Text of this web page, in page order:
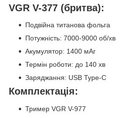
VGR V-377 (бритва):
Подвійна титанова фольга
Потужність: 7000-9000 об/хв
Акумулятор: 1400 мАг
Термін роботи: до 140 хв
Заряджання: USB Type-C
Комплектація:
Тример VGR V-977